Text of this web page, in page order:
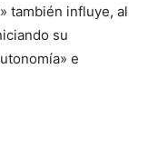
también influye, al
su
e